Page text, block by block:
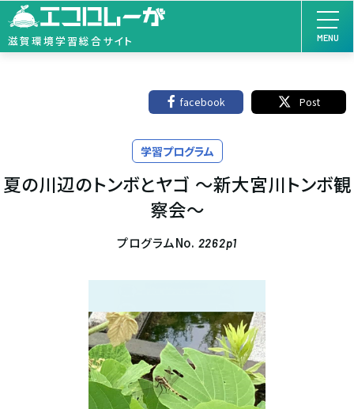
滋賀環境学習総合サイト MENU
facebook Post
学習プログラム
夏の川辺のトンボとヤゴ ～新大宮川トンボ観
察会～
プログラムNo. 2262p1